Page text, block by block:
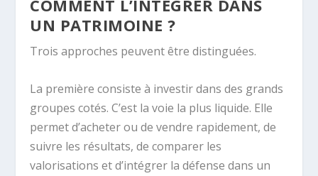
COMMENT L’INTÉGRER DANS
UN PATRIMOINE ?
Trois approches peuvent être distinguées.
La première consiste à investir dans des grands
groupes cotés. C’est la voie la plus liquide. Elle
permet d’acheter ou de vendre rapidement, de
suivre les résultats, de comparer les
valorisations et d’intégrer la défense dans un